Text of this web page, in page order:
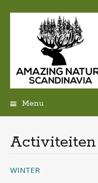
Menu
Activiteiten
WINTER